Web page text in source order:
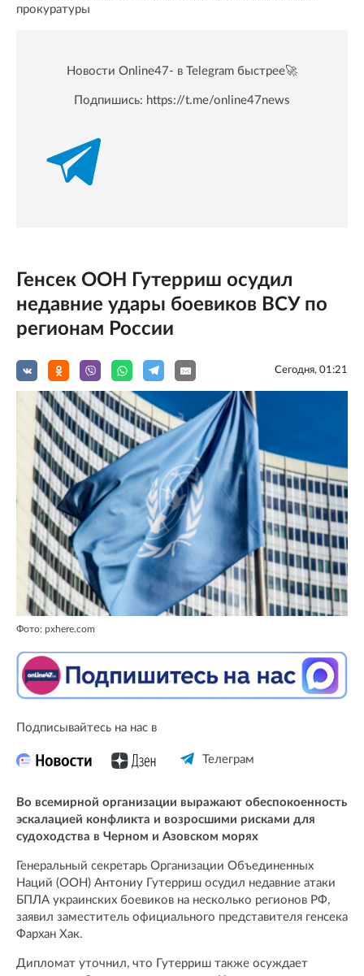
прокуратуры
Новости Online47- в Telegram быстрее🚀
Подпишись: https://t.me/online47news
Генсек ООН Гутерриш осудил
недавние удары боевиков ВСУ по
регионам России
Сегодня, 01:21
Фото: pxhere.com
Подписывайтесь на нас в
Телеграм
Во всемирной организации выражают обеспокоенность
эскалацией конфликта и возросшими рисками для
судоходства в Черном и Азовском морях
Генеральный секретарь Организации Объединенных
Наций (ООН) Антониу Гутерриш осудил недавние атаки
БПЛА украинских боевиков на несколько регионов РФ,
заявил заместитель официального представителя генсека
Фархан Хак.
Дипломат уточнил, что Гутерриш также осуждает